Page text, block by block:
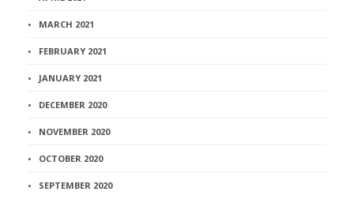
MARCH 2021
FEBRUARY 2021
JANUARY 2021
DECEMBER 2020
NOVEMBER 2020
OCTOBER 2020
SEPTEMBER 2020